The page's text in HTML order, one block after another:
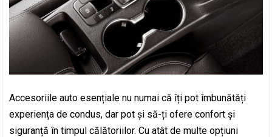
Accesoriile auto esențiale nu numai că îți pot îmbunătăți
experiența de condus, dar pot și să-ți ofere confort și
siguranță în timpul călătoriilor. Cu atât de multe opțiuni